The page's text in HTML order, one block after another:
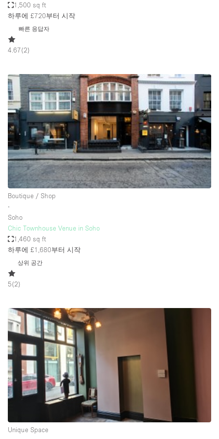
Meeting Space
Office Space
Restaurant / Bar / Cafe
Rooftop
Salon
Shop Share
Stall / Market Stall
Truck
Unique Space
Warehouse
Air Conditioning
Car Display
Concierge
Counters
Daylight
Electricity
Elevator
Fitting Rooms
1,500 sq ft
하루에 £720부터 시작
빠른 응답자
4.67(2)
Boutique / Shop
∙
Soho
Chic Townhouse Venue in Soho
1,460 sq ft
하루에 £1,680부터 시작
상위 공간
5(2)
Unique Space